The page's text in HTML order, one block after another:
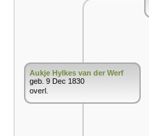
Aukje Hylkes van der Werf
geb. 9 Dec 1830
overl.